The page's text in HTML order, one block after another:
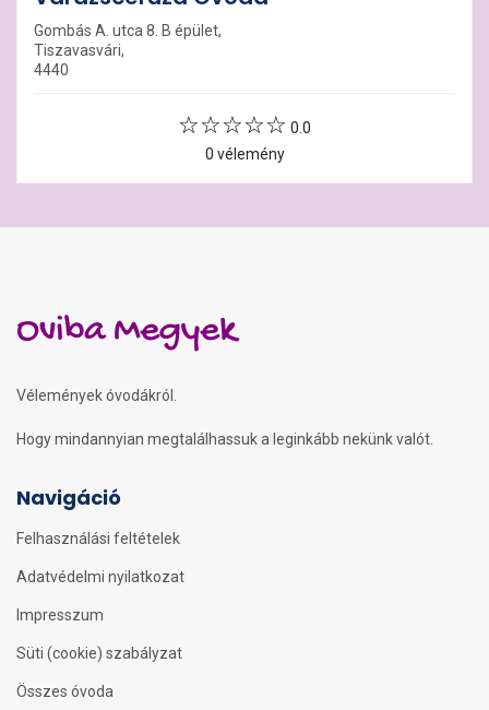
Gombás A. utca 8. B épület,
Tiszavasvári,
4440
0.0
0 vélemény
Oviba Megyek
Vélemények óvodákról.
Hogy mindannyian megtalálhassuk a leginkább nekünk valót.
Navigáció
Felhasználási feltételek
Adatvédelmi nyilatkozat
Impresszum
Süti (cookie) szabályzat
Összes óvoda